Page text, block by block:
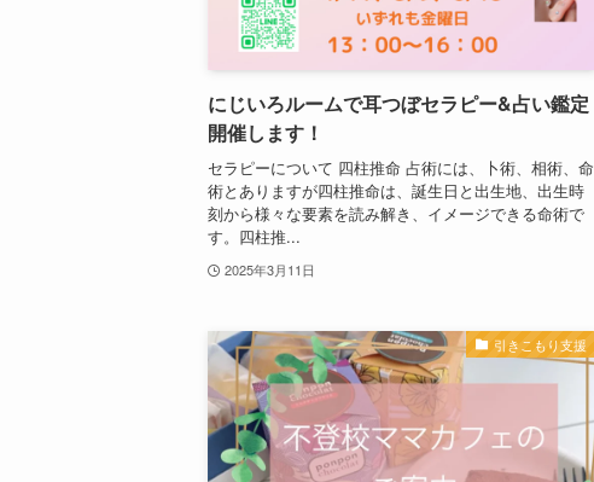
にじいろルームで耳つぼセラピー&占い鑑定
開催します！
セラピーについて 四柱推命 占術には、卜術、相術、命
術とありますが四柱推命は、誕生日と出生地、出生時
刻から様々な要素を読み解き、イメージできる命術で
す。四柱推...
2025年3月11日
引きこもり支援